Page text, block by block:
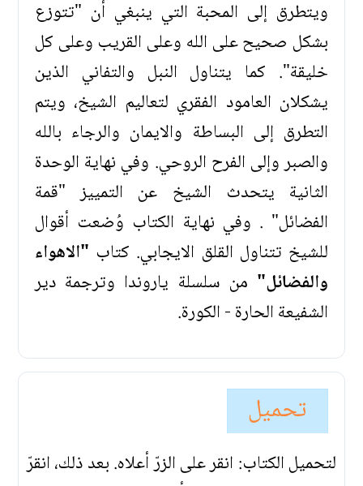
ويتطرق إلى المحبة التي ينبغي أن "تتوزع
بشكل صحيح على الله وعلى القريب وعلى كل
خليقة". كما يتناول النبل والتفاني الذين
يشكلان العامود الفقري لتعاليم الشيخ، ويتم
التطرق إلى البساطة والايمان والرجاء بالله
والصبر وإلى الفرح الروحي. وفي نهاية الوحدة
الثانية يتحدث الشيخ عن التمييز "قمة
الفضائل" . وفي نهاية الكتاب وُضعت أقوال
للشيخ تتناول القلق الايجابي. كتاب "الاهواء
والفضائل" من سلسلة ياروندا وترجمة دير
الشفيعة الحارة - الكورة.
تحميل
لتحميل الكتاب: انقر على الزرّ أعلاه. بعد ذلك، انقرّ